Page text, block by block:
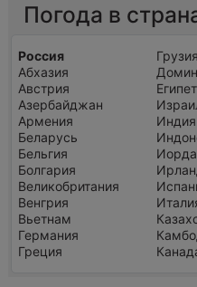
Погода в
Россия
Абхазия
Австрия
Азербайджан
Армения
Беларусь
Бельгия
Болгария
Великобритания
Венгрия
Вьетнам
Германия
Греция
Грузия
Египет
Индия